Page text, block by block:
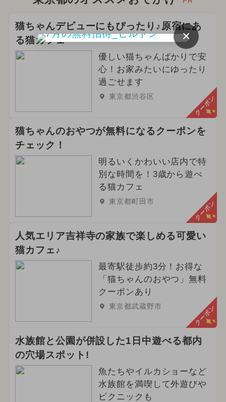
猫ちゃんデビューにもぴったり♪原宿にあ
る猫カフェ
優しい猫ちゃんばかりで安
心！お家みたいにゆったり
過ごせます
東京都渋谷区 クーポン
猫ちゃんのおやつが無料になるクーポンを
チェック！
明るいくかわいい店内で特
別な時間を！3歳から遊べ
る猫カフェ
東京都町田市 クーポン
人気エリア吉祥寺の家族で楽しめる可愛い
猫カフェ♪
最寄駅徒歩約3分！お得な
「猫ちゃんのおやつ」無料
クーポンあり
東京都武蔵野市 クーポン
水族館と公園が併設した1日中遊べる都内
の穴場スポット!
魚たちやイルカショーなど
水族館を満喫して外遊びや
ピクニックも
×